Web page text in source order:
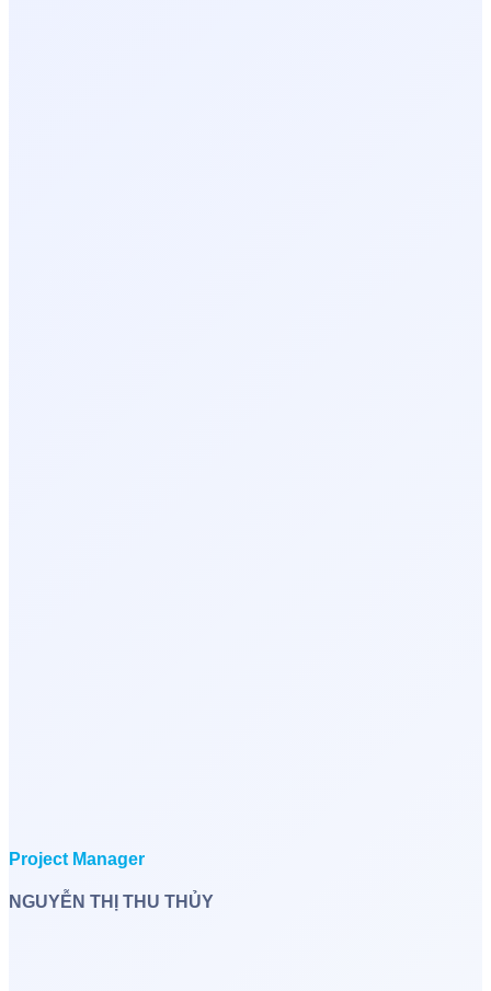
Project Manager
NGUYỄN THỊ THU THỦY